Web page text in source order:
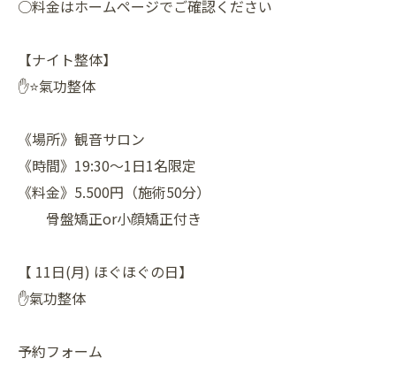
○料金はホームページでご確認ください
【ナイト整体】
✋⭐️氣功整体
《場所》観音サロン
《時間》19:30〜1日1名限定
《料金》5.500円（施術50分）
骨盤矯正or小顔矯正付き
【 11日(月) ほぐほぐの日】
✋氣功整体
予約フォーム